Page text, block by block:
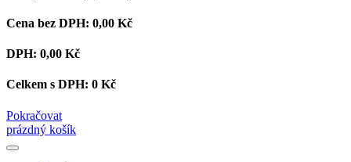
Cena bez DPH: 0,00 Kč
DPH: 0,00 Kč
Celkem s DPH: 0 Kč
Pokračovat
prázdný košík